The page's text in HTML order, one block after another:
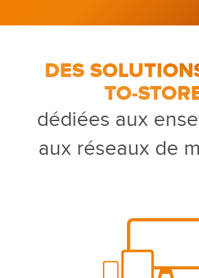
DES
TO-
dédiées aux
aux réseaux de